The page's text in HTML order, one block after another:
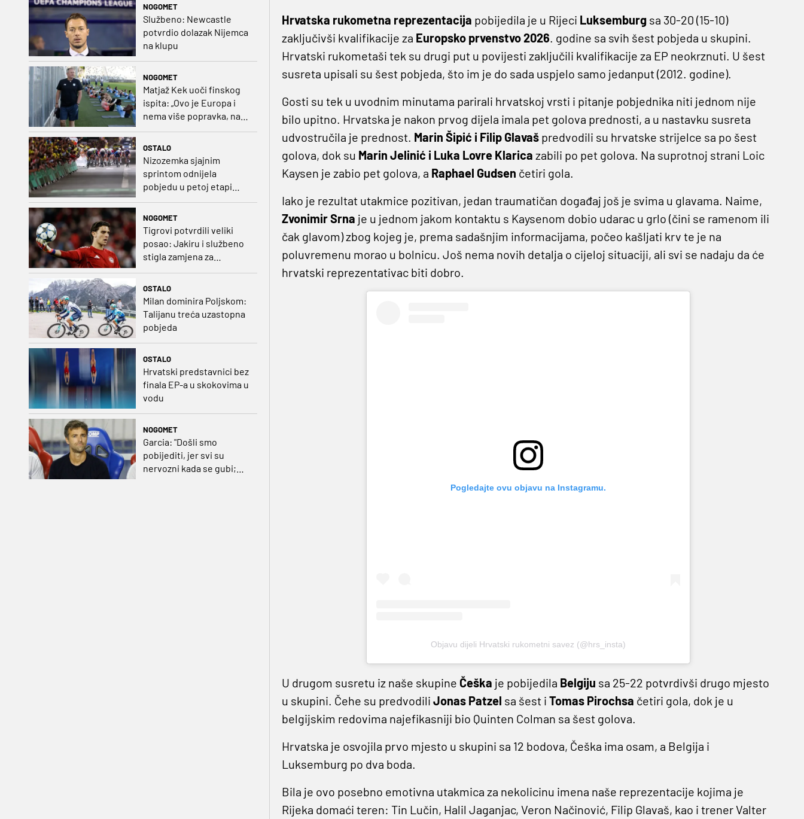
NOGOMET
Službeno: Newcastle
potvrdio dolazak Nijemca
na klupu
NOGOMET
Matjaž Kek uoči finskog
ispita: „Ovo je Europa i
nema više popravka, na
Rujevici se nešto pita i
OSTALO
Nizozemka sjajnim
sprintom odnijela
pobjedu u petoj etapi
NOGOMET
Tigrovi potvrdili veliki
posao: Jakiru i službeno
stigla zamjena za
OSTALO
Milan dominira Poljskom:
Talijanu treća uzastopna
pobjeda
OSTALO
Hrvatski predstavnici bez
finala EP-a u skokovima u
vodu
NOGOMET
Garcia: "Došli smo
pobijediti, jer svi su
nervozni kada se gubi;
Hrvatska rukometna reprezentacija pobijedila je u Rijeci Luksemburg sa 30-20 (15-10)
zaključivši kvalifikacije za Europsko prvenstvo 2026. godine sa svih šest pobjeda u skupini.
Hrvatski rukometaši tek su drugi put u povijesti zaključili kvalifikacije za EP neokrznuti. U šest
susreta upisali su šest pobjeda, što im je do sada uspjelo samo jedanput (2012. godine).
Gosti su tek u uvodnim minutama parirali hrvatskoj vrsti i pitanje pobjednika niti jednom nije
bilo upitno. Hrvatska je nakon prvog dijela imala pet golova prednosti, a u nastavku susreta
udvostručila je prednost. Marin Šipić i Filip Glavašpredvodili su hrvatske strijelce sa po šest
golova, dok su Marin Jelinić i Luka Lovre Klarica zabili po pet golova. Na suprotnoj strani Loic
Kaysen je zabio pet golova, a Raphael Gudsen četiri gola.
Iako je rezultat utakmice pozitivan, jedan traumatičan događaj još je svima u glavama. Naime,
Zvonimir Srna je u jednom jakom kontaktu s Kaysenom dobio udarac u grlo (čini se ramenom ili
čak glavom) zbog kojeg je, prema sadašnjim informacijama, počeo kašljati krv te je na
poluvremenu morao u bolnicu. Još nema novih detalja o cijeloj situaciji, ali svi se nadaju da će
hrvatski reprezentativac biti dobro.
Pogledajte ovu objavu na Instagramu.
Objavu dijeli Hrvatski rukometni savez (@hrs_insta)
U drugom susretu iz naše skupine Češka je pobijedila Belgiju sa 25-22 potvrdivši drugo mjesto
u skupini. Čehe su predvodili Jonas Patzel sa šest i Tomas Pirochsa četiri gola, dok je u
belgijskim redovima najefikasniji bio Quinten Colman sa šest golova.
Hrvatska je osvojila prvo mjesto u skupini sa 12 bodova, Češka ima osam, a Belgija i
Luksemburg po dva boda.
Bila je ovo posebno emotivna utakmica za nekolicinu imena naše reprezentacije kojima je
Rijeka domaći teren: Tin Lučin, Halil Jaganjac, Veron Načinović, Filip Glavaš, kao i trener Valter